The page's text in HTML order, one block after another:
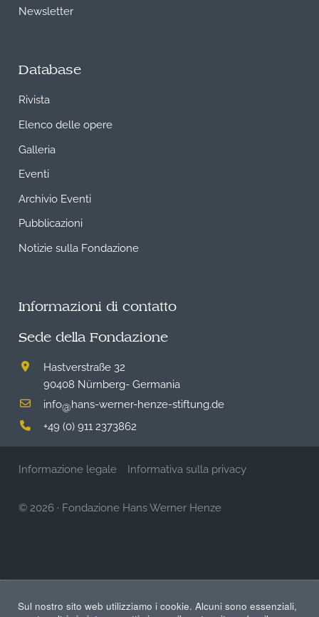
Newsletter
Database
Rivista
Elenco delle opere
Galleria
Eventi
Archivio Eventi
Pubblicazioni
Notizie sulla Fondazione
Informazioni di contatto
Sede della Fondazione
Hastverstraße 32
90408 Nürnberg- Germania
info@hans-werner-henze-stiftung.de
+49 (0) 911 2373862
Informazione legale Informativa sulla privacy
© 2026 · Fondazione Hans Werner Henze
Sul nostro sito web utilizziamo i cookie. Alcuni sono essenziali,